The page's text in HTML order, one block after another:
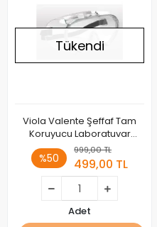
Tükendi
Viola Valente Şeffaf Tam
Koruyucu Laboratuvar
Gözlüğü (Asit Duman
Gözlüğü)
%50
999,00 TL
499,00 TL
Adet